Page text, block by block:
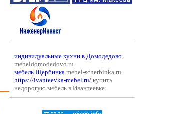
индивидуальные кухни в Домодедово
mebeldomodedovo.ru
мебель Щербинка mebel-scherbinka.ru
https://ivanteevka-mebel.ru/ купить
недорогую мебель в Ивантеевке.